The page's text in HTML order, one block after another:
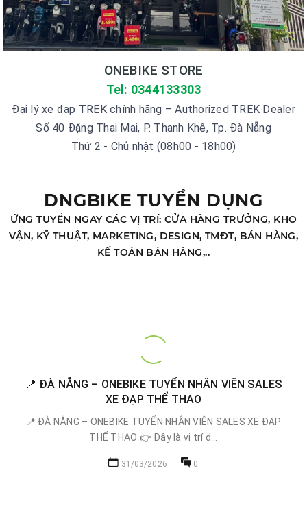
ONEBIKE STORE
Tel: 0344133303
Đại lý xe đạp TREK chính hãng – Authorized TREK Dealer
Số 40 Đặng Thai Mai, P. Thanh Khê, Tp. Đà Nẵng
Thứ 2 - Chủ nhật (08h00 - 18h00)
DNGBIKE TUYỂN DỤNG
ỨNG TUYỂN NGAY CÁC VỊ TRÍ: CỬA HÀNG TRƯỞNG, KHO
VẬN, KỸ THUẬT, MARKETING, DESIGN, TMĐT, BÁN HÀNG,
KẾ TOÁN BÁN HÀNG,..
📍 ĐÀ NẴNG – ONEBIKE TUYỂN NHÂN VIÊN SALES
XE ĐẠP THỂ THAO
📍 ĐÀ NẴNG – ONEBIKE TUYỂN NHÂN VIÊN SALES XE ĐẠP
THỂ THAO 👉 Đây là vị trí d...
31/03/2026 0